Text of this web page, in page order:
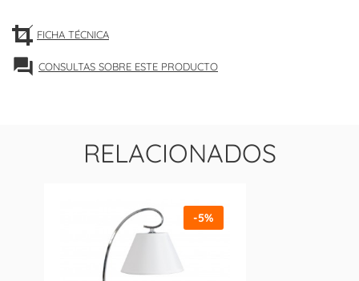
FICHA TÉCNICA
forum CONSULTAS SOBRE ESTE PRODUCTO
RELACIONADOS
-5%